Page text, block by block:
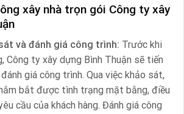
xây nhà trọn gói Công ty xây
và đánh giá công trình: Trước khi
Công ty xây dựng Bình Thuận sẽ tiến
giá công trình. Qua việc khảo sát,
bắt được tình trạng mặt bằng, điều
cầu của khách hàng. Đánh giá công